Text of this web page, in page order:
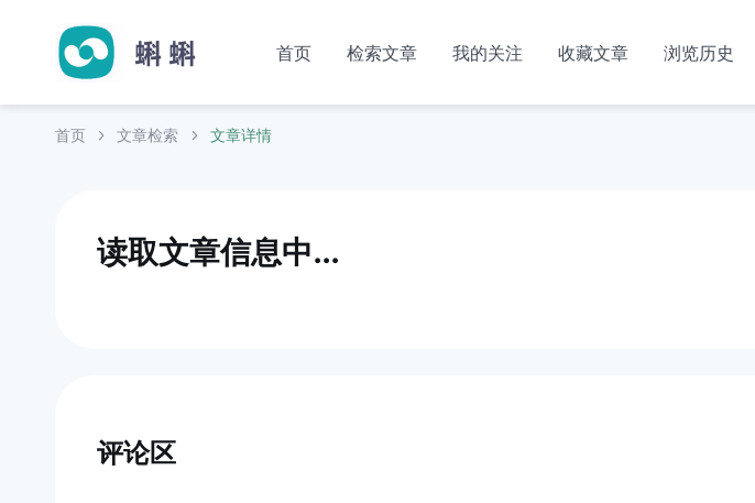
首页 检索文章 我的关注 收藏文章 浏览历史
首页 文章检索 文章详情
读取文章信息中...
评论区